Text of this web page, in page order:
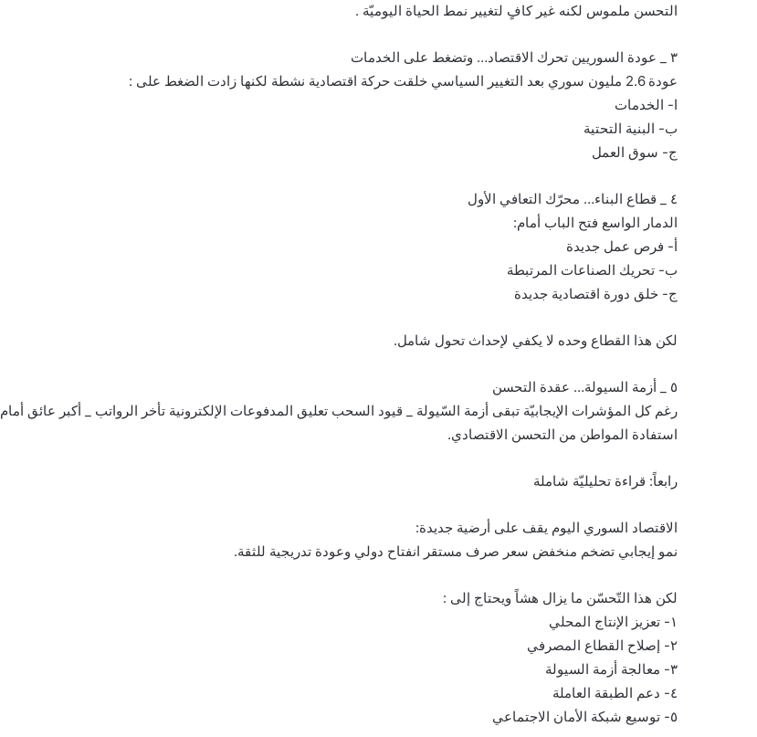
التحسن ملموس لكنه غير كافٍ لتغيير نمط الحياة اليوميّة .
٣ _ عودة السوريين تحرك الاقتصاد… وتضغط على الخدمات
عودة 2.6 مليون سوري بعد التغيير السياسي خلقت حركة اقتصادية نشطة لكنها زادت الضغط على :
ا- الخدمات
ب- البنية التحتية
ج- سوق العمل
٤ _ قطاع البناء… محرّك التعافي الأول
الدمار الواسع فتح الباب أمام:
أ- فرص عمل جديدة
ب- تحريك الصناعات المرتبطة
ج- خلق دورة اقتصادية جديدة
لكن هذا القطاع وحده لا يكفي لإحداث تحول شامل.
٥ _ أزمة السيولة… عقدة التحسن
رغم كل المؤشرات الإيجابيّة تبقى أزمة السّيولة _ قيود السحب تعليق المدفوعات الإلكترونية تأخر الرواتب _ أكبر عائق أمام
استفادة المواطن من التحسن الاقتصادي.
رابعاً: قراءة تحليليّة شاملة
الاقتصاد السوري اليوم يقف على أرضية جديدة:
نمو إيجابي تضخم منخفض سعر صرف مستقر انفتاح دولي وعودة تدريجية للثقة.
لكن هذا التّحسّن ما يزال هشاً ويحتاج إلى :
١- تعزيز الإنتاج المحلي
٢- إصلاح القطاع المصرفي
٣- معالجة أزمة السيولة
٤- دعم الطبقة العاملة
٥- توسيع شبكة الأمان الاجتماعي